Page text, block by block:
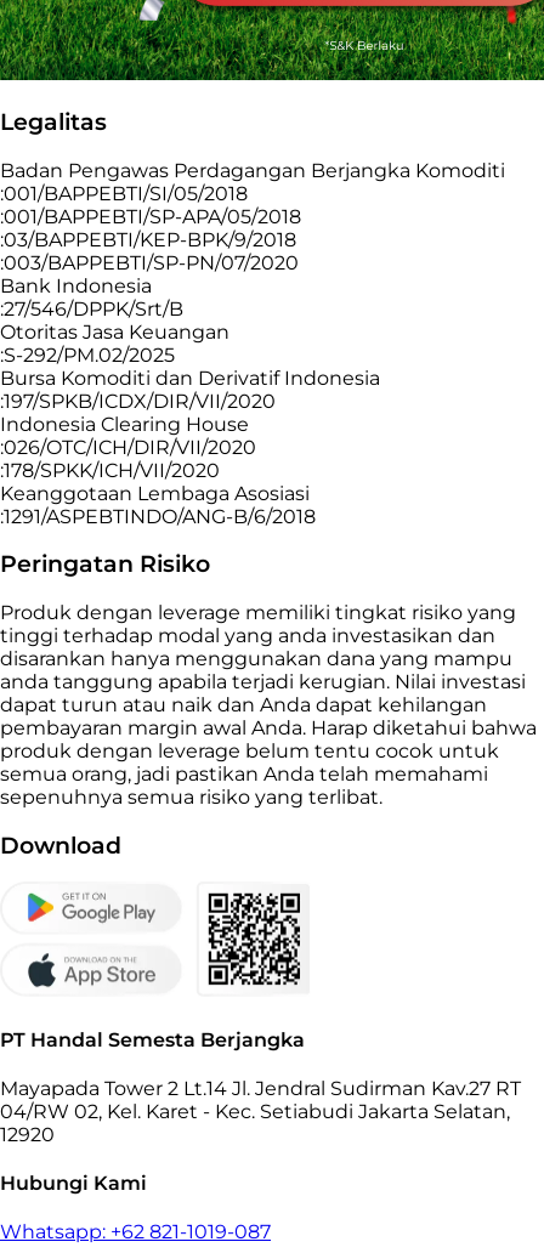
Legalitas
Badan Pengawas Perdagangan Berjangka Komoditi
:001/BAPPEBTI/SI/05/2018
:001/BAPPEBTI/SP-APA/05/2018
:03/BAPPEBTI/KEP-BPK/9/2018
:003/BAPPEBTI/SP-PN/07/2020
Bank Indonesia
:27/546/DPPK/Srt/B
Otoritas Jasa Keuangan
:S-292/PM.02/2025
Bursa Komoditi dan Derivatif Indonesia
:197/SPKB/ICDX/DIR/VII/2020
Indonesia Clearing House
:026/OTC/ICH/DIR/VII/2020
:178/SPKK/ICH/VII/2020
Keanggotaan Lembaga Asosiasi
:1291/ASPEBTINDO/ANG-B/6/2018
Peringatan Risiko
Produk dengan leverage memiliki tingkat risiko yang
tinggi terhadap modal yang anda investasikan dan
disarankan hanya menggunakan dana yang mampu
anda tanggung apabila terjadi kerugian. Nilai investasi
dapat turun atau naik dan Anda dapat kehilangan
pembayaran margin awal Anda. Harap diketahui bahwa
produk dengan leverage belum tentu cocok untuk
semua orang, jadi pastikan Anda telah memahami
sepenuhnya semua risiko yang terlibat.
Download
PT Handal Semesta Berjangka
Mayapada Tower 2 Lt.14 Jl. Jendral Sudirman Kav.27 RT
04/RW 02, Kel. Karet - Kec. Setiabudi Jakarta Selatan,
12920
Hubungi Kami
Whatsapp: +62 821-1019-087